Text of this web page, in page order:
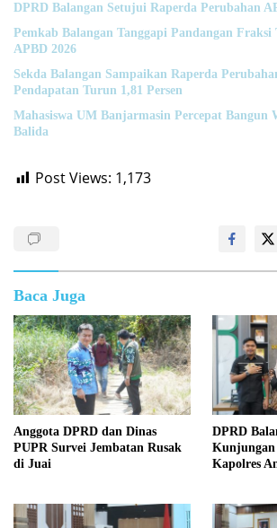
DPRD Balangan Setujui Raperda Perubahan
Pemkab Balangan Tanggapi Pandangan
APBD 2026
Sekda Balangan Sampaikan Raperda
Pendapatan Turun 1,81 Persen
Mahasiswa UM Banjarmasin Percepat Bangun
Balida
Post Views: 1,173
Baca Juga
Anggota DPRD dan Dinas
PUPR Survei Jembatan Rusak
di Juai
DPRD
Kapolres